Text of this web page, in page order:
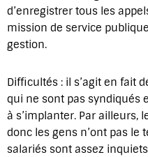
d’enregistrer tous les
mission de service
gestion.
Difficultés : il s’agit en fait
qui ne sont pas syndiqués
à s’implanter. Par ailleurs,
donc les gens n’ont pas le
salariés sont assez